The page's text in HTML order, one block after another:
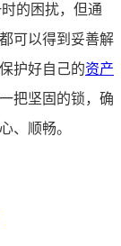
的困扰，但通
可以得到妥善解
护好自己的资产
把坚固的锁，确
、顺畅。